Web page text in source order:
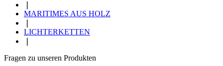
MARITIMES AUS HOLZ
LICHTERKETTEN
Fragen zu unseren Produkten